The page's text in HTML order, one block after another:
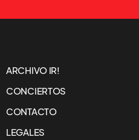
ARCHIVO IR!
CONCIERTOS
CONTACTO
LEGALES